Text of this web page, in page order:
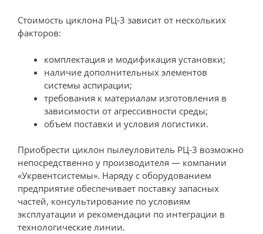
Стоимость циклона РЦ-3 зависит от нескольких
факторов:
комплектация и модификация установки;
наличие дополнительных элементов
системы аспирации;
требования к материалам изготовления в
зависимости от агрессивности среды;
объем поставки и условия логистики.
Приобрести циклон пылеуловитель РЦ-3 возможно
непосредственно у производителя — компании
«Укрвентсистемы». Наряду с оборудованием
предприятие обеспечивает поставку запасных
частей, консультирование по условиям
эксплуатации и рекомендации по интеграции в
технологические линии.